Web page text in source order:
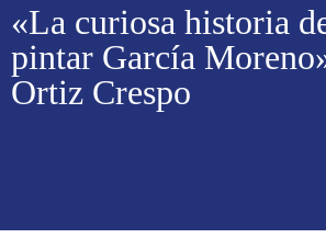
«La curiosa historia
pintar García
Ortiz Crespo